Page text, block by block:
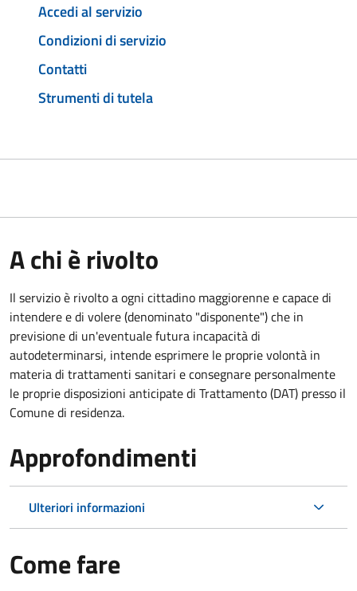
Accedi al servizio
Condizioni di servizio
Contatti
Strumenti di tutela
A chi è rivolto
Il servizio è rivolto a ogni cittadino maggiorenne e capace di
intendere e di volere (denominato "disponente") che in
previsione di un'eventuale futura incapacità di
autodeterminarsi, intende esprimere le proprie volontà in
materia di trattamenti sanitari e consegnare personalmente
le proprie disposizioni anticipate di Trattamento (DAT) presso il
Comune di residenza.
Approfondimenti
Ulteriori informazioni
Come fare